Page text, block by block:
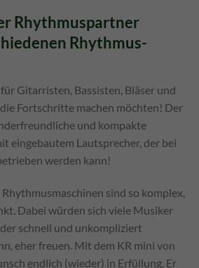
Rhythmuspartner
Rhythmus-
Gitarristen, Bassisten, Bläser und
Fortschritte machen möchten! Der
und kompakte
eingebautem Lautsprecher, der bei
werden kann!
sind so komplex,
Dabei würden sich viele Musiker
schnell und unkompliziert
eher freuen. Mit dem KR mini von
endlich (wieder) in Erfüllung. Er